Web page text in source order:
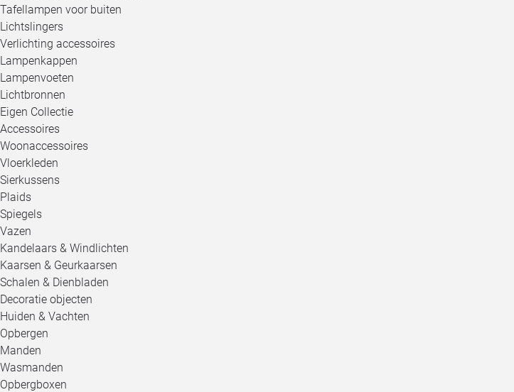
Tafellampen voor buiten
Lichtslingers
Verlichting accessoires
Lampenkappen
Lampenvoeten
Lichtbronnen
Eigen Collectie
Accessoires
Woonaccessoires
Vloerkleden
Sierkussens
Plaids
Spiegels
Vazen
Kandelaars & Windlichten
Kaarsen & Geurkaarsen
Schalen & Dienbladen
Decoratie objecten
Huiden & Vachten
Opbergen
Manden
Wasmanden
Opbergboxen